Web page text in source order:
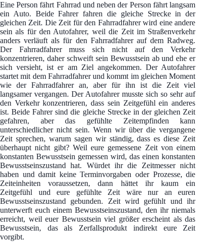
Eine Person fährt Fahrrad und neben der Person fährt langsam
ein Auto. Beide Fahrer fahren die gleiche Strecke in der
gleichen Zeit. Die Zeit für den Fahrradfahrer wird eine andere
sein als für den Autofahrer, weil die Zeit im Straßenverkehr
anders verläuft als für den Fahrradfahrer auf dem Radweg.
Der Fahrradfahrer muss sich nicht auf den Verkehr
konzentrieren, daher schweift sein Bewusstsein ab und ehe er
sich versieht, ist er am Ziel angekommen. Der Autofahrer
startet mit dem Fahrradfahrer und kommt im gleichen Moment
wie der Fahrradfahrer an, aber für ihn ist die Zeit viel
langsamer vergangen. Der Autofahrer musste sich so sehr auf
den Verkehr konzentrieren, dass sein Zeitgefühl ein anderes
ist. Beide Fahrer sind die gleiche Strecke in der gleichen Zeit
gefahren, aber das gefühlte Zeitempfinden kann
unterschiedlicher nicht sein. Wenn wir über die vergangene
Zeit sprechen, warum sagen wir ständig, dass es diese Zeit
überhaupt nicht gibt? Weil eure gemessene Zeit von einem
konstanten Bewusstsein gemessen wird, das einen konstanten
Bewusstseinszustand hat. Würdet ihr die Zeitmesser nicht
haben und damit keine Terminvorgaben oder Prozesse, die
Zeiteinheiten voraussetzen, dann hättet ihr kaum ein
Zeitgefühl und eure gefühlte Zeit wäre nur an euren
Bewusstseinszustand gebunden. Zeit wird gefühlt und ihr
unterwerft euch einem Bewusstseinszustand, den ihr niemals
erreicht, weil euer Bewusstsein viel größer erscheint als das
Bewusstsein, das als Zerfallsprodukt indirekt eure Zeit
vorgibt.